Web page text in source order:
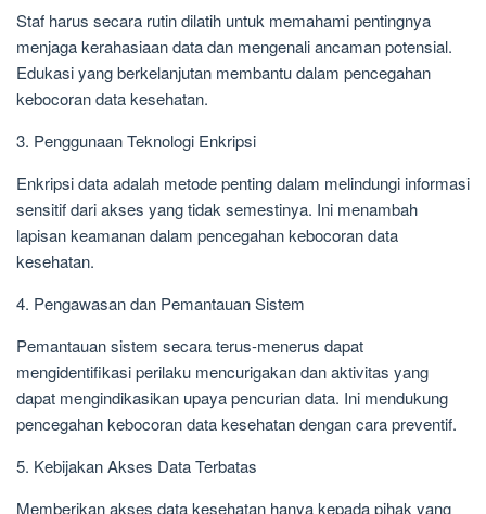
Staf harus secara rutin dilatih untuk memahami pentingnya
menjaga kerahasiaan data dan mengenali ancaman potensial.
Edukasi yang berkelanjutan membantu dalam pencegahan
kebocoran data kesehatan.
3. Penggunaan Teknologi Enkripsi
Enkripsi data adalah metode penting dalam melindungi informasi
sensitif dari akses yang tidak semestinya. Ini menambah
lapisan keamanan dalam pencegahan kebocoran data
kesehatan.
4. Pengawasan dan Pemantauan Sistem
Pemantauan sistem secara terus-menerus dapat
mengidentifikasi perilaku mencurigakan dan aktivitas yang
dapat mengindikasikan upaya pencurian data. Ini mendukung
pencegahan kebocoran data kesehatan dengan cara preventif.
5. Kebijakan Akses Data Terbatas
Memberikan akses data kesehatan hanya kepada pihak yang